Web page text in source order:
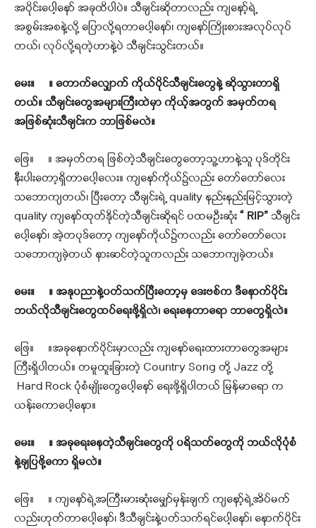
အပိုင်းပေါ့နော် အခုထိပါပဲ။ သီချင်းဆိုတာလည်း ကျနော့်ရဲ့
အစွမ်းအစနဲ့လို့ ပြောလို့ရတာပေါ့နော်၊ ကျနော်ကြိုးစားအလုပ်လုပ်
တယ်၊ လုပ်လို့ရတဲ့ဟာနဲ့ပဲ သီချင်းသွင်းတယ်။
မေး။ ။ တောက်လျှောက် ကိုယ်ပိုင်သီချင်းတွေနဲ့ ဆိုသွားတာရှိ
တယ်။ သီချင်းတွေအများကြီးထဲမှာကိုယ့်အတွက် အမှတ်တရ
အဖြစ်ဆုံးသီချင်းက ဘာဖြစ်မလဲ။
ဖြေ။ ။ အမှတ်တရ ဖြစ်တဲ့သီချင်းတွေတော့သူ့ဟာနဲ့သူ ပုဒ်တိုင်း
နီးပါးတော့ရှိတာပေါ့လေး။ ကျနော်ကိုယ်၌လည်း တော်တော်လေး
သဘောကျတယ်၊ ပြီးတော့ သီချင်းရဲ့ quality နည်းနည်းမြင့်သွားတဲ့
quality ကျနော်ထုတ်နိုင်တဲ့သီချင်းဆိုရင် ပထမဦးဆုံး“ RIP” သီချင်း
ပေါ့နော်၊ အဲ့တပုဒ်တော့ ကျနော်ကိုယ်၌ကလည်း တော်တော်လေး
သဘောကျခဲ့တယ် နားဆင်တဲ့သူကလည်း သဘောကျခဲ့တယ်။
မေး။ ။အနုပညာနဲ့ပတ်သက်ပြီးတော့မှ ဒေးဗစ်က ဒီနောက်ပိုင်း
ဘယ်လိုသီချင်းတွေထပ်ရေးဖို့ရှိလဲ၊ ရေးနေတာရော ဘာတွေရှိလဲ။
ဖြေ။ ။အခုနောက်ပိုင်းမှာလည်း ကျနော်ရေးထားတာတွေအများ
ကြီးရှိပါတယ်။ တမူထူးခြားတဲ့ Country Song တို့ Jazz တို့
Hard Rock ပုံစံမျိုးတွေပေါ့နော် ရေးဖို့ရှိပါတယ် မြန်မာရော က
ယန်းကောပေါ့နော။
မေး။ ။အခုရေးနေတဲ့သီချင်းတွေကို ပရိသတ်တွေကို ဘယ်လိုပုံစံ
နဲ့ချပြဖို့ကော ရှိမလဲ။
ဖြေ။ ။ ကျနော်ရဲ့အကြီးမားဆုံးမျှော်မှန်းချက် ကျနော့်ရဲ့အိပ်မက်
လည်းဟုတ်တာပေါ့နော်၊ ဒီသီချင်းနဲ့ပတ်သက်ရင်ပေါ့နော်၊ နောက်ပိုင်း